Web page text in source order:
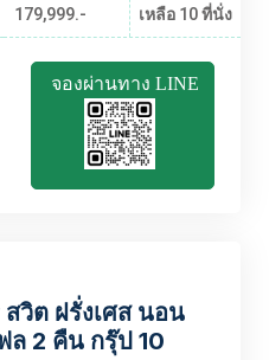
179,999.- เหลือ 10 ที่นั่ง
จองผ่านทาง LINE
วิต ฝรั่งเศส นอน
ล 2 คืน กรุ๊ป 10